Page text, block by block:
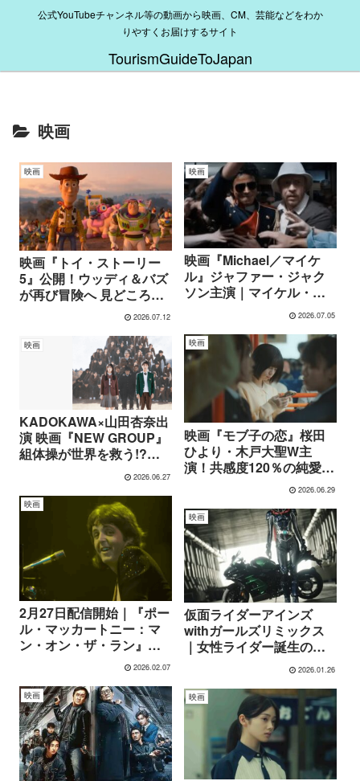
公式YouTubeチャンネル等の動画から映画、CM、芸能などをわか
りやすくお届けするサイト
TourismGuideToJapan
映画
映画
映画『トイ・ストーリー
5』公開！ウッディ＆バズ
が再び冒険へ 見どころを
2026.07.12
映画
映画『Michael／マイケ
ル』ジャファー・ジャク
ソン主演｜マイケル・ジ
ャクソンの伝説を描く話
題の伝記映画を紹介
2026.07.05
映画
映画『モブ子の恋』桜田
ひより・木戸大聖W主
演！共感度120％の純愛ス
トーリーを描く実写映画
2026.06.29
映画
KADOKAWA×山田杏奈出
演 映画『NEW GROUP』
組体操が世界を救う!?話
題のSFサイコエンターテ
2026.06.27
映画
2月27日配信開始｜『ポー
ル・マッカートニー：マ
ン・オン・ザ・ラン』｜
伝説が語るビートルズ後
2026.02.07
映画
仮面ライダーアインズ
withガールズリミックス
｜女性ライダー誕生の秘
密と緊急特番徹底解説2026.01.26
映画 映画